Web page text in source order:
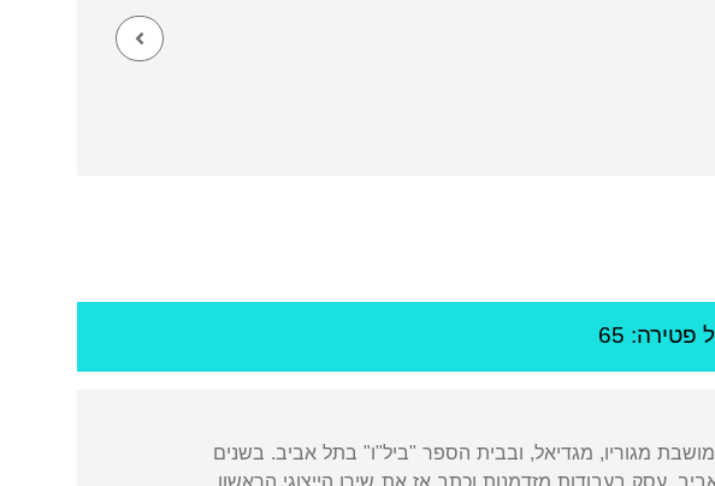
פטירה: 65
ב-1934. התחנך בבית הספר של מושבת מגוריו, מגדיאל, ובבית הספר "ביל"ו" בתל אביב. בשנים
אביב, עסק בעבודות מזדמנות וכתב אז את שירו הייצוגי הראשון,